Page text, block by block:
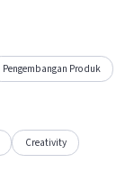
Pengembangan Produk
Creativity